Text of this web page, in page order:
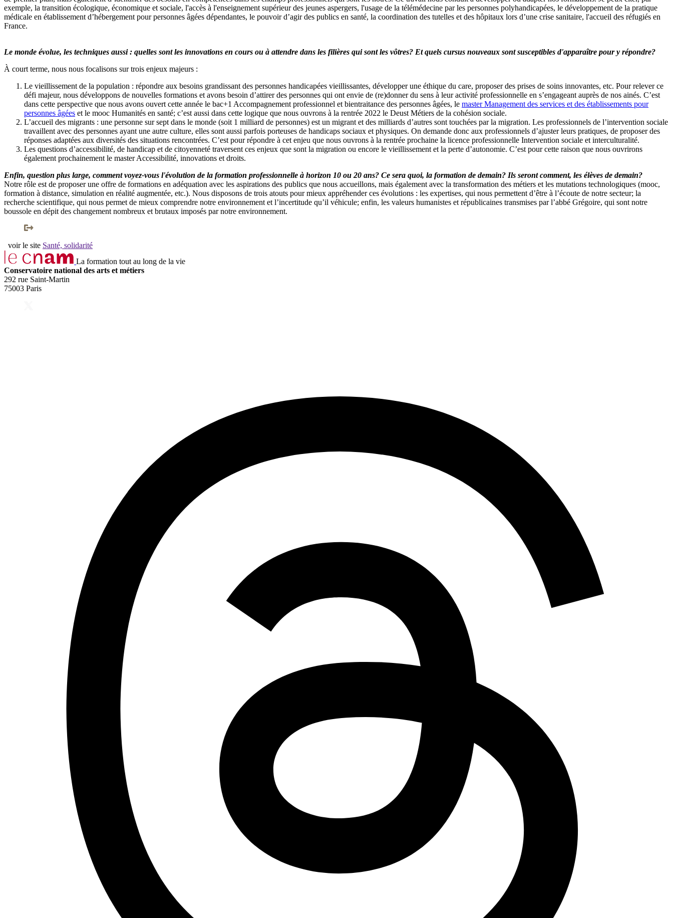
exemple, la transition écologique, économique et sociale, l'accès à l'enseignement supérieur des jeunes aspergers, l'usage de la télémédecine par les personnes polyhandicapées, le développement de la pratique
médicale en établissement d’hébergement pour personnes âgées dépendantes, le pouvoir d’agir des publics en santé, la coordination des tutelles et des hôpitaux lors d’une crise sanitaire, l'accueil des réfugiés en
France.
Le monde évolue, les techniques aussi : quelles sont les innovations en cours ou à attendre dans les filières qui sont les vôtres? Et quels cursus nouveaux sont susceptibles d'apparaître pour y répondre?
À court terme, nous nous focalisons sur trois enjeux majeurs :
Le vieillissement de la population : répondre aux besoins grandissant des personnes handicapées vieillissantes, développer une éthique du care, proposer des prises de soins innovantes, etc. Pour relever ce
défi majeur, nous développons de nouvelles formations et avons besoin d’attirer des personnes qui ont envie de (re)donner du sens à leur activité professionnelle en s’engageant auprès de nos ainés. C’est
dans cette perspective que nous avons ouvert cette année le bac+1 Accompagnement professionnel et bientraitance des personnes âgées, le master Management des services et des établissements pour
personnes âgées et le mooc Humanités en santé; c’est aussi dans cette logique que nous ouvrons à la rentrée 2022 le Deust Métiers de la cohésion sociale.
L’accueil des migrants : une personne sur sept dans le monde (soit 1 milliard de personnes) est un migrant et des milliards d’autres sont touchées par la migration. Les professionnels de l’intervention sociale
travaillent avec des personnes ayant une autre culture, elles sont aussi parfois porteuses de handicaps sociaux et physiques. On demande donc aux professionnels d’ajuster leurs pratiques, de proposer des
réponses adaptées aux diversités des situations rencontrées. C’est pour répondre à cet enjeu que nous ouvrons à la rentrée prochaine la licence professionnelle Intervention sociale et interculturalité.
Les questions d’accessibilité, de handicap et de citoyenneté traversent ces enjeux que sont la migration ou encore le vieillissement et la perte d’autonomie. C’est pour cette raison que nous ouvrirons
également prochainement le master Accessibilité, innovations et droits.
Enfin, question plus large, comment voyez-vous l'évolution de la formation professionnelle à horizon 10 ou 20 ans? Ce sera quoi, la formation de demain? Ils seront comment, les élèves de demain?
Notre rôle est de proposer une offre de formations en adéquation avec les aspirations des publics que nous accueillons, mais également avec la transformation des métiers et les mutations technologiques (mooc,
formation à distance, simulation en réalité augmentée, etc.). Nous disposons de trois atouts pour mieux appréhender ces évolutions : les expertises, qui nous permettent d’être à l’écoute de notre secteur; la
recherche scientifique, qui nous permet de mieux comprendre notre environnement et l’incertitude qu’il véhicule; enfin, les valeurs humanistes et républicaines transmises par l’abbé Grégoire, qui sont notre
boussole en dépit des changement nombreux et brutaux imposés par notre environnement.
voir le site Santé, solidarité
La formation tout au long de la vie
Conservatoire national des arts et métiers
292 rue Saint-Martin
75003 Paris